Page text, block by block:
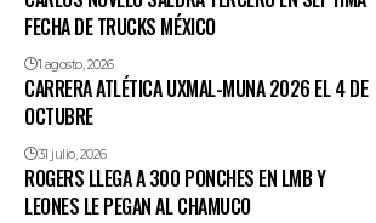
FECHA DE TRUCKS MÉXICO
1 agosto, 2026
CARRERA ATLÉTICA UXMAL-MUNA 2026 EL 4 DE
OCTUBRE
31 julio, 2026
ROGERS LLEGA A 300 PONCHES EN LMB Y
LEONES LE PEGAN AL CHAMUCO